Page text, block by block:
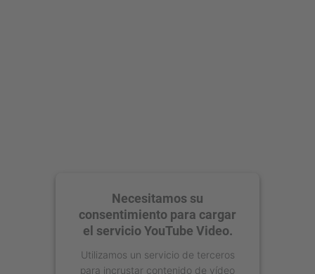
Necesitamos su
consentimiento para cargar
el servicio YouTube Video.
Utilizamos un servicio de terceros
para incrustar contenido de vídeo